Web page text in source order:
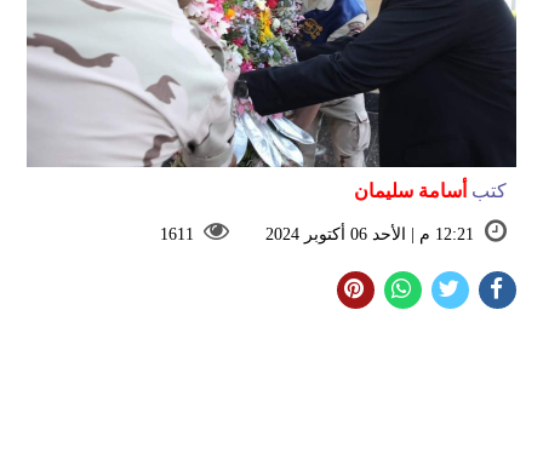
كتب أسامة سليمان
12:21 م | الأحد 06 أكتوبر 2024 1611